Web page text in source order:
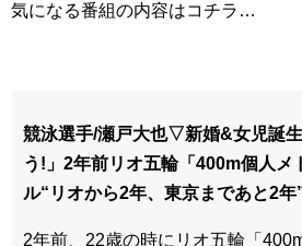
気になる番組の内容はコチラ…
競泳選手/瀬戸大也▽新婚&女児誕
う!」2年前リオ五輪「400m個人メ
ル“リオから2年、東京まであと2
2年前、22歳の時にリオ五輪「